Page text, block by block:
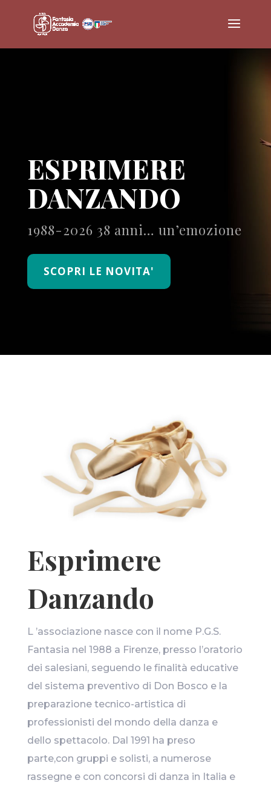
ESPRIMERE
DANZANDO
1988-2026 38 anni… un’emozione
SCOPRI LE NOVITA'
Esprimere
Danzando
L ’associazione nasce con il nome P.G.S.
Fantasia nel 1988 a Firenze, presso l’oratorio
dei salesiani, seguendo le finalità educative
del sistema preventivo di Don Bosco e la
preparazione tecnico-artistica di
professionisti del mondo della danza e
dello spettacolo. Dal 1991 ha preso
parte,con gruppi e solisti, a numerose
rassegne e con concorsi di danza in Italia e